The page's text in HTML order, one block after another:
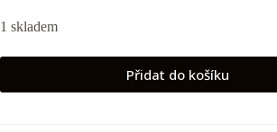
1 skladem
Přidat do košíku